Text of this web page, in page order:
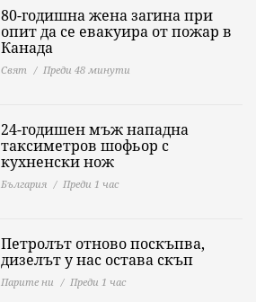
80-годишна жена загина при
опит да се евакуира от пожар в
Канада
Свят Преди 48 минути
24-годишен мъж нападна
таксиметров шофьор с
кухненски нож
България Преди 1 час
Петролът отново поскъпва,
дизелът у нас остава скъп
Парите ни Преди 1 час